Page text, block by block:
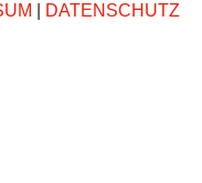
DATENSCHUTZ